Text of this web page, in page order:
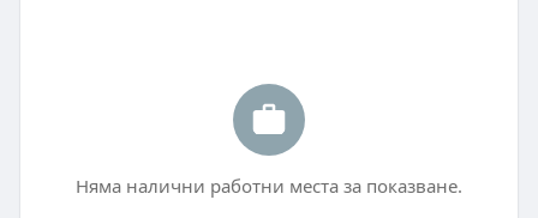
Няма налични работни места за показване.